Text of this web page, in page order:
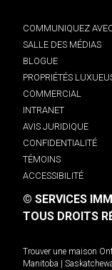
COMMUNIQUEZ
SALLE DES MÉDIAS
BLOGUE
PROPRIÉTÉS
COMMERCIAL
INTRANET
AVIS JURIDIQUE
CONFIDENTIALITÉ
TÉMOINS
ACCESSIBILITÉ
© SERVICES
TOUS DROITS
Trouver une maison
Manitoba